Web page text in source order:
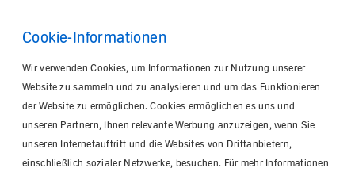
Cookie-Informationen
Wir verwenden Cookies, um Informationen zur Nutzung unserer
Website zu sammeln und zu analysieren und um das Funktionieren
der Website zu ermöglichen. Cookies ermöglichen es uns und
unseren Partnern, Ihnen relevante Werbung anzuzeigen, wenn Sie
unseren Internetauftritt und die Websites von Drittanbietern,
einschließlich sozialer Netzwerke, besuchen. Für mehr Informationen